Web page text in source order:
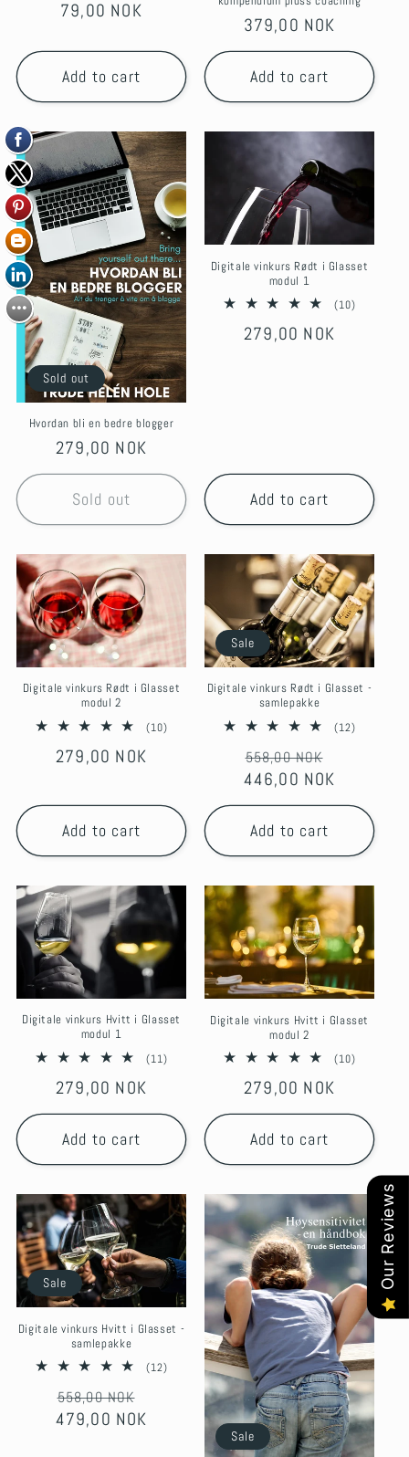
Regular
79,00 NOK
Add to cart
Regular
price
379,00 NOK
Add to cart
Sold out
Hvordan bli en bedre blogger
Regular
price
279,00 NOK
Sold out
Digitale vinkurs Rødt i Glasset
modul 1
(10)10
Regular
279,00 NOK
Add to cart
Digitale vinkurs Rødt i Glasset
modul 2
(10)10
Regular
279,00 NOK
Add to cart
Sale
Digitale vinkurs Rødt i Glasset -
samlepakke
(12)12
Regular
price
558,00 NOK
price
446,00 NOK
Add to cart
Digitale vinkurs Hvitt i Glasset
modul 1
(11)11
Regular
price
279,00 NOK
Add to cart
Digitale vinkurs Hvitt i Glasset
modul 2
(10)10
Regular
price
279,00 NOK
Add to cart
Sale
Digitale vinkurs Hvitt i Glasset -
samlepakke
(12)12
Regular
price
558,00 NOK
price
479,00 NOK
Sale
Our Reviews